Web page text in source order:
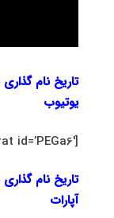
تاریخ نام
یوتیوب
[aparat id=’PEGa6′]
تاریخ نام
آپارات